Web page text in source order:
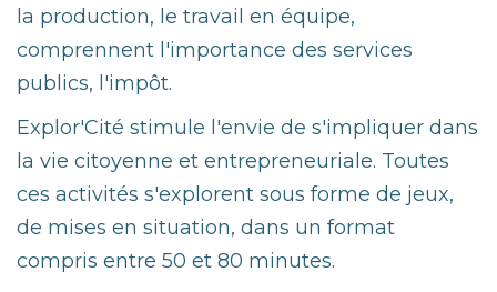
la production, le travail en équipe,
comprennent l'importance des services
publics, l'impôt.
Explor'Cité stimule l'envie de s'impliquer dans
la vie citoyenne et entrepreneuriale. Toutes
ces activités s'explorent sous forme de jeux,
de mises en situation, dans un format
compris entre 50 et 80 minutes.